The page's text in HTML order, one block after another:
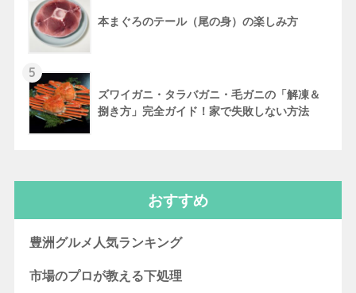
本まぐろのテール（尾の身）の楽しみ方
5
ズワイガニ・タラバガニ・毛ガニの「解凍＆
捌き方」完全ガイド！家で失敗しない方法
おすすめ
豊洲グルメ人気ランキング
市場のプロが教える下処理